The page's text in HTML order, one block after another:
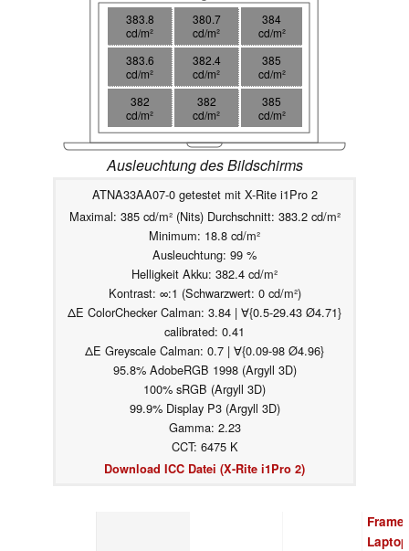
383.8
cd/m²
380.7
cd/m²
384
cd/m²
383.6
cd/m²
382.4
cd/m²
385
cd/m²
382
cd/m²
382
cd/m²
385
cd/m²
Ausleuchtung des Bildschirms
ATNA33AA07-0 getestet mit X-Rite i1Pro 2
Maximal: 385 cd/m² (Nits) Durchschnitt: 383.2 cd/m²
Minimum: 18.8 cd/m²
Ausleuchtung: 99 %
Helligkeit Akku: 382.4 cd/m²
Kontrast: ∞:1 (Schwarzwert: 0 cd/m²)
ΔE ColorChecker Calman: 3.84 | ∀{0.5-29.43 Ø4.71}
calibrated: 0.41
ΔE Greyscale Calman: 0.7 | ∀{0.09-98 Ø4.96}
95.8% AdobeRGB 1998 (Argyll 3D)
100% sRGB (Argyll 3D)
99.9% Display P3 (Argyll 3D)
Gamma: 2.23
CCT: 6475 K
Download ICC Datei (X-Rite i1Pro 2)
Laptop